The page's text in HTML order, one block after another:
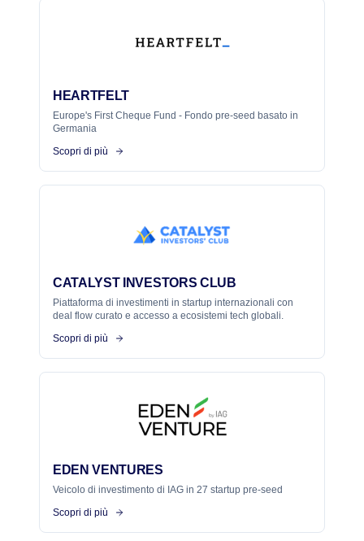
HEARTFELT
Europe's First Cheque Fund - Fondo pre-seed basato in
Germania
Scopri di più
CATALYST INVESTORS CLUB
Piattaforma di investimenti in startup internazionali con
deal flow curato e accesso a ecosistemi tech globali.
Scopri di più
EDEN VENTURES
Veicolo di investimento di IAG in 27 startup pre-seed
Scopri di più